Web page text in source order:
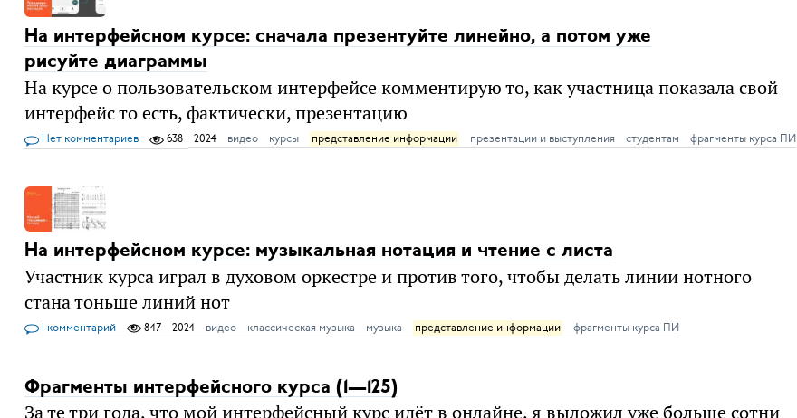
На интерфейсном курсе: сначала презентуйте линейно, а потом уже
рисуйте диаграммы
На курсе о пользовательском интерфейсе комментирую то, как участница показала свой
интерфейс то есть, фактически, презентацию
Нет комментариев 638 2024 видео курсы представление информации презентации и выступления студентам фрагменты курса ПИ
На интерфейсном курсе: музыкальная нотация и чтение с листа
Участник курса играл в духовом оркестре и против того, чтобы делать линии нотного
стана тоньше линий нот
1 комментарий 847 2024 видео классическая музыка музыка представление информации фрагменты курса ПИ
Фрагменты интерфейсного курса (1—125)
За те три года, что мой интерфейсный курс идёт в онлайне, я выложил уже больше сотни